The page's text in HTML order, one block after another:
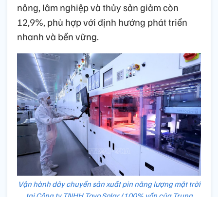
nông, lâm nghiệp và thủy sản giảm còn
12,9%, phù hợp với định hướng phát triển
nhanh và bền vững.
Vận hành dây chuyền sản xuất pin năng lượng mặt trời